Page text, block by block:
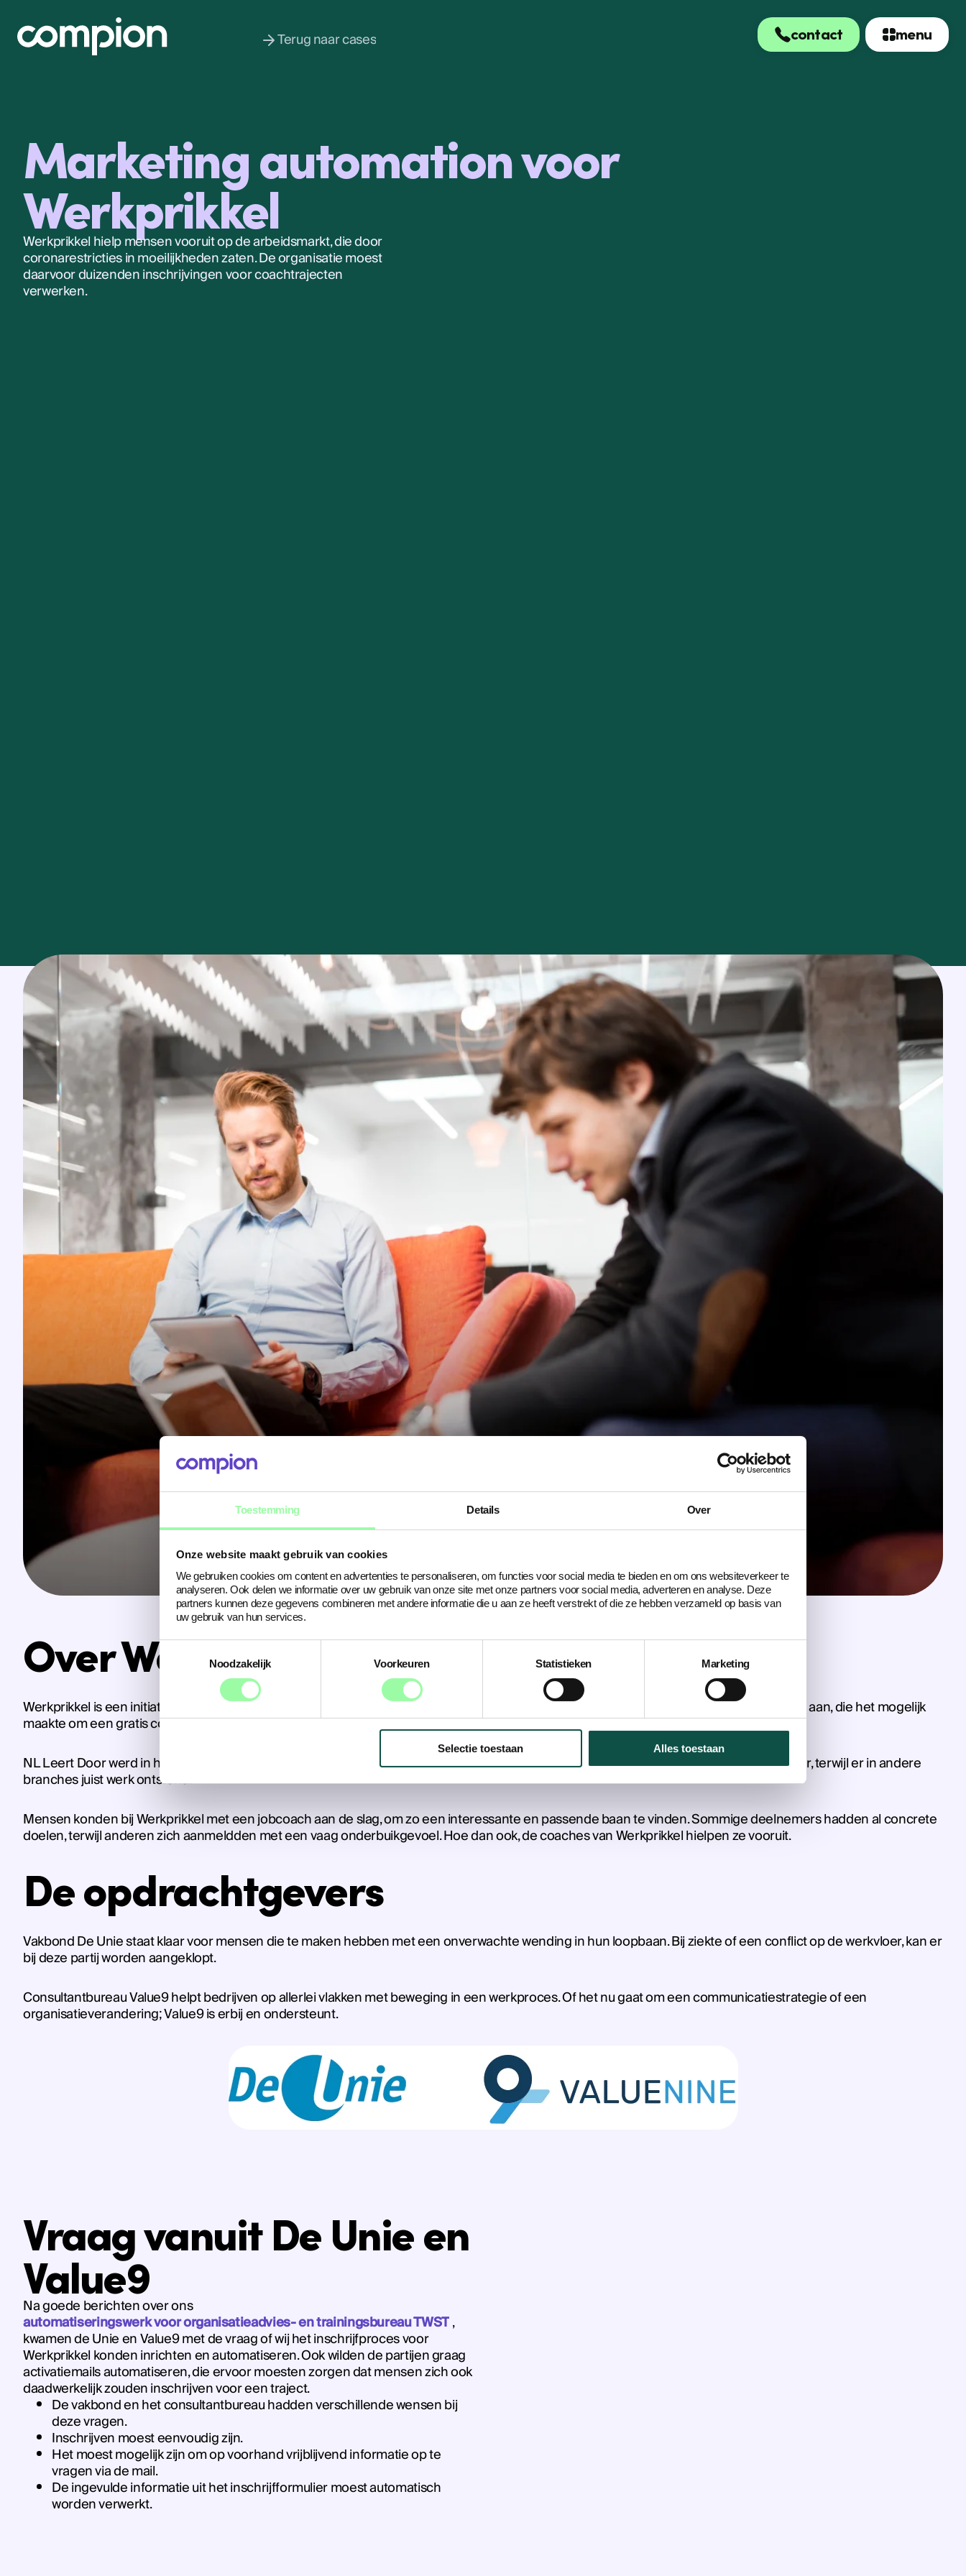
Toestemming Details Over
Onze website maakt gebruik van cookies
We gebruiken cookies om content en advertenties te personaliseren, om functies voor social media te bieden en om ons websiteverkeer te
analyseren. Ook delen we informatie over uw gebruik van onze site met onze partners voor social media, adverteren en analyse. Deze
partners kunnen deze gegevens combineren met andere informatie die u aan ze heeft verstrekt of die ze hebben verzameld op basis van
uw gebruik van hun services.
Toestemmingsselectie
Noodzakelijk
Voorkeuren Statistieken Marketing
Selectie toestaan Alles toestaan
contact
menu
Terug naar cases
Marketing automation voor
Werkprikkel
Werkprikkel hielp mensen vooruit op de arbeidsmarkt, die door
coronarestricties in moeilijkheden zaten. De organisatie moest
daarvoor duizenden inschrijvingen voor coachtrajecten
verwerken.
Over Werkprikkel
Werkprikkel is een initiatief van vakbond De Unie, in samenwerking met Value9. Deze partijen boorden de NL Leert Door subsidieregeling aan, die het mogelijk
maakte om een gratis coachtraject bij Werkprikkel te volgen.
NL Leert Door werd in het leven geroepen vanwege de impact van corona op de arbeidsmarkt. Verschillende sectoren hadden het zwaar, terwijl er in andere
branches juist werk ontstond.
Mensen konden bij Werkprikkel met een jobcoach aan de slag, om zo een interessante en passende baan te vinden. Sommige deelnemers hadden al concrete
doelen, terwijl anderen zich aanmeldden met een vaag onderbuikgevoel. Hoe dan ook, de coaches van Werkprikkel hielpen ze vooruit.
De opdrachtgevers
Vakbond De Unie staat klaar voor mensen die te maken hebben met een onverwachte wending in hun loopbaan. Bij ziekte of een conflict op de werkvloer, kan er
bij deze partij worden aangeklopt.
Consultantbureau Value9 helpt bedrijven op allerlei vlakken met beweging in een werkproces. Of het nu gaat om een communicatiestrategie of een
organisatieverandering; Value9 is erbij en ondersteunt.
Vraag vanuit De Unie en
Value9
Na goede berichten over ons
automatiseringswerk voor organisatieadvies- en trainingsbureau TWST,
kwamen de Unie en Value9 met de vraag of wij het inschrijfproces voor
Werkprikkel konden inrichten en automatiseren. Ook wilden de partijen graag
activatiemails automatiseren, die ervoor moesten zorgen dat mensen zich ook
daadwerkelijk zouden inschrijven voor een traject.
De vakbond en het consultantbureau hadden verschillende wensen bij
deze vragen.
Inschrijven moest eenvoudig zijn.
Het moest mogelijk zijn om op voorhand vrijblijvend informatie op te
vragen via de mail.
De ingevulde informatie uit het inschrijfformulier moest automatisch
worden verwerkt.